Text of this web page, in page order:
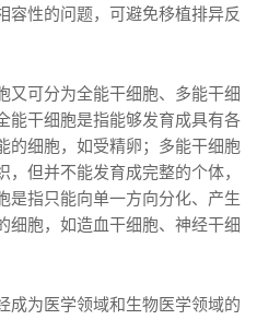
容性的问题，可避免移植排异反
可分为全能干细胞、多能干细
能干细胞是指能够发育成具有各
的细胞，如受精卵；多能干细胞
，但并不能发育成完整的个体，
是指只能向单一方向分化、产生
细胞，如造血干细胞、神经干细
为医学领域和生物医学领域的